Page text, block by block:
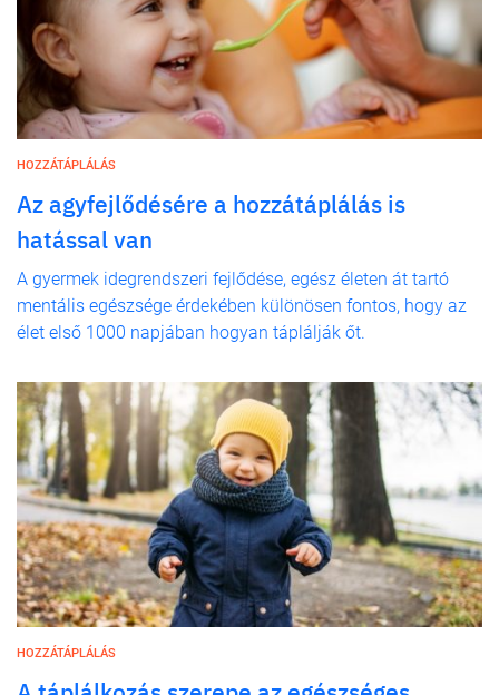
HOZZÁTÁPLÁLÁS
Az agyfejlődésére a hozzátáplálás is
hatással van
A gyermek idegrendszeri fejlődése, egész életen át tartó
mentális egészsége érdekében különösen fontos, hogy az
élet első 1000 napjában hogyan táplálják őt.
HOZZÁTÁPLÁLÁS